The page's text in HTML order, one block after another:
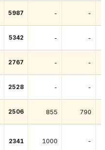
5987 - -
5342 - -
2767 - -
2528 - -
2506 855 790
2341 1000 -